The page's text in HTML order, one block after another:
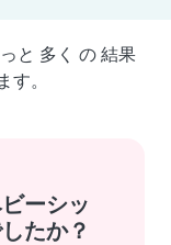
と 多く の 結果
す。
ーシッ
たか？